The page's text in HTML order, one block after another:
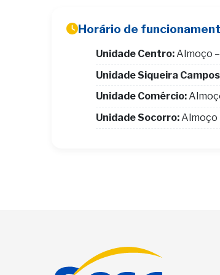
Horário de
Unidade Centro:Almoço
Unidade Siqueira
Unidade Comércio:
Unidade Socorro: Almoço